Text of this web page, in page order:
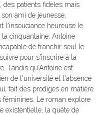
des patients fidèles mais
ami de jeunesse,
l'insouciance heureuse le
cinquantaine, Antoine
de franchir seul le
pour s'inscrire à la
Tandis qu'Antoine est
de l'université et l'absence
fait des prodiges en matière
féminines. Le roman explore
existentielle, la quête de